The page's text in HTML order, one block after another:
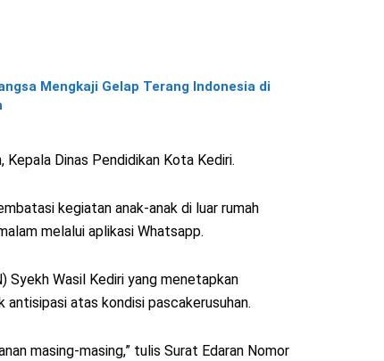
Mengkaji Gelap Terang Indonesia di
Dinas Pendidikan Kota Kediri.
kegiatan anak-anak di luar rumah
melalui aplikasi Whatsapp.
Syekh Wasil Kediri yang menetapkan
atas kondisi pascakerusuhan.
masing-masing,” tulis Surat Edaran Nomor